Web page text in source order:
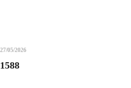
27/05/2026
1588